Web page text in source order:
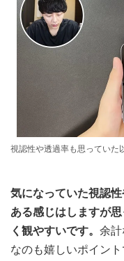
視認性や透過率も思っていた
気になっていた視認
ある感じはしますが
く観やすいです。 余
なのも嬉しいポイン